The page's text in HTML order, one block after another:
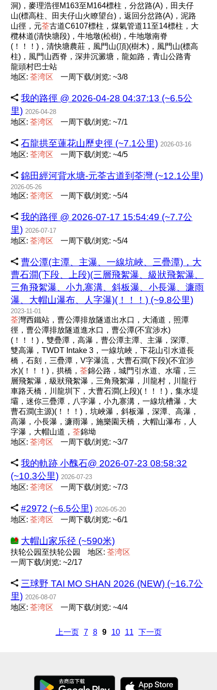
洞)，麥理浩徑M163至M164標柱，分岔路(A)，田夫仔
山(標高柱、田夫仔山火瞭望台)，返回分岔路(A)，泥路
山徑，元荃古道C6107標柱，煤氣管道11至14標柱，大
欖林道(清快塘段)，牛地墩(松樹)，牛地墩南脊
(！！！)，清快塘農莊，風門山(頂)(樹木)，風門山(標高
柱)，風門山西脊，深井沉澱塘，龍如路，青山公路青
龍頭村巴士站
地区:荃湾区 一周下载/浏览: ~3/8
我的路徑 @ 2026-04-28 04:37:13 (~6.5公
里) 2026-04-28
地区:荃湾区 一周下载/浏览: ~7/1
石龍拱至蓮花山歷史徑 (~7.1公里) 2026-03-16
地区:荃湾区 一周下载/浏览: ~4/5
錦田經河背水塘-元荃古道到荃灣 (~12.1公里)
2026-05-26
地区:荃湾区 一周下载/浏览: ~5/4
我的路徑 @ 2026-07-17 15:54:49 (~7.7公
里) 2026-07-17
地区:荃湾区 一周下载/浏览: ~5/4
曹公潭(主潭、主瀑、一線坑峽、三疊潭)，大
曹石澗(下段、上段)(三層飛絮瀑、級狀飛絮瀑、
三角飛絮瀑、小九寨溝、斜板瀑、小長瀑、濂雨
瀑、大帽山瀑布、人字瀑)(！！！) (~9.8公里)
2023-11-01
荃灣西鐵站，曹公潭排放隧道出水口，大涌道，照潭
徑，曹公潭排放隧道進水口，曹公潭(不宜涉水)
(！！！)，雙疊潭，高瀑，曹公潭主潭、主瀑，深潭、
雙高瀑，TWDT Intake 3，一線坑峽，下花山引水道長
橋，石刻，三疊潭，V字瀑流，大曹石澗(下段)(不宜涉
水)(！！！)，拱橋，荃錦公路，城門引水道、水壩，三
層飛絮瀑，級狀飛絮瀑，三角飛絮瀑，川龍村，川龍行
車路天橋，川龍圳下，大曹石澗(上段)(！！！)，集水堤
壩，迷你三疊潭，八字瀑，小九寨溝，一線坑槽瀑，大
曹石澗(主源)(！！！)，坑峽瀑，斜板瀑，深潭、高瀑，
高瀑，小長瀑，濂雨瀑，施樂園天橋，大帽山瀑布，人
字瀑，大帽山道，荃錦坳
地区:荃湾区 一周下载/浏览: ~3/7
我的軌跡 小醜石@ 2026-07-23 08:58:32
(~10.3公里) 2026-07-23
地区:荃湾区 一周下载/浏览: ~7/3
#2972 (~6.5公里) 2026-05-20
地区:荃湾区 一周下载/浏览: ~6/1
大帽山家乐径 (~590米)
扶轮公园至扶轮公园 地区:荃湾区
一周下载/浏览: ~2/17
三球野 TAI MO SHAN 2026 (NEW) (~16.7公
里) 2026-08-07
地区:荃湾区 一周下载/浏览: ~4/4
上一页 7 8 9 10 11 下一页